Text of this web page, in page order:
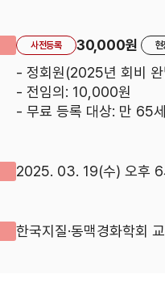
사전등록 30,000원 현
- 정회원(2025년 회비
- 전임의: 10,000원
- 무료 등록 대상: 만 65
2025. 03. 19(수) 오후 6
한국지질·동맥경화학회